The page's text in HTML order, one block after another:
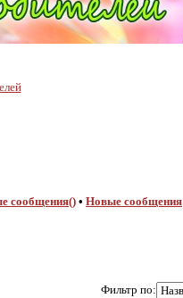
сообщения() • Новые сообщения
Фильтр по: